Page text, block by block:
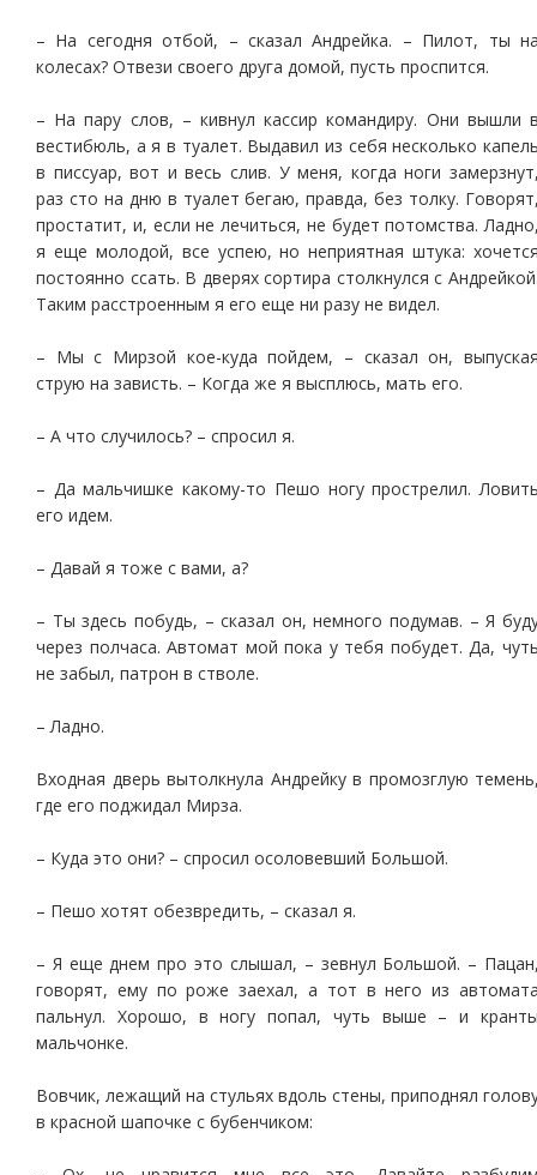
– На сегодня отбой, – сказал Андрейка. – Пилот, ты
колесах? Отвези своего друга домой, пусть проспится.
– На пару слов, – кивнул кассир командиру. Они вышли
вестибюль, а я в туалет. Выдавил из себя несколько
в писсуар, вот и весь слив. У меня, когда ноги
раз сто на дню в туалет бегаю, правда, без толку.
простатит, и, если не лечиться, не будет потомства.
я еще молодой, все успею, но неприятная штука:
постоянно ссать. В дверях сортира столкнулся с
Таким расстроенным я его еще ни разу не видел.
– Мы с Мирзой кое-куда пойдем, – сказал он,
струю на зависть. – Когда же я высплюсь, мать его.
– А что случилось? – спросил я.
– Да мальчишке какому-то Пешо ногу прострелил.
его идем.
– Давай я тоже с вами, а?
– Ты здесь побудь, – сказал он, немного подумав. – Я
через полчаса. Автомат мой пока у тебя побудет. Да,
не забыл, патрон в стволе.
– Ладно.
Входная дверь вытолкнула Андрейку в промозглую
где его поджидал Мирза.
– Куда это они? – спросил осоловевший Большой.
– Пешо хотят обезвредить, – сказал я.
– Я еще днем про это слышал, – зевнул Большой. –
говорят, ему по роже заехал, а тот в него из
пальнул. Хорошо, в ногу попал, чуть выше – и
мальчонке.
Вовчик, лежащий на стульях вдоль стены, приподнял
в красной шапочке с бубенчиком: